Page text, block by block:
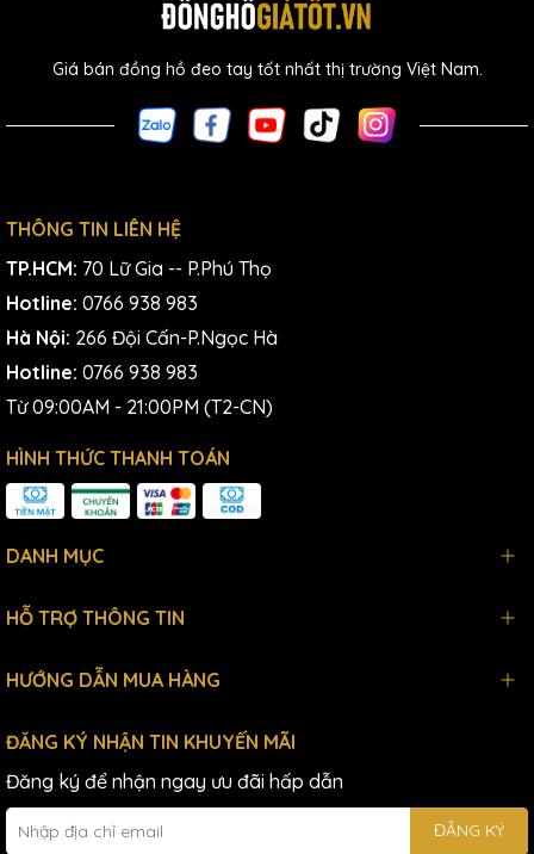
Giá bán đồng hồ đeo tay tốt nhất thị trường Việt Nam.
THÔNG TIN LIÊN HỆ
TP.HCM: 70 Lữ Gia -- P.Phú Thọ
Hotline: 0766 938 983
Hà Nội: 266 Đội Cấn-P.Ngọc Hà
Hotline: 0766 938 983
Từ 09:00AM - 21:00PM (T2-CN)
HÌNH THỨC THANH TOÁN
DANH MỤC
HỖ TRỢ THÔNG TIN
HƯỚNG DẪN MUA HÀNG
ĐĂNG KÝ NHẬN TIN KHUYẾN MÃI
Đăng ký để nhận ngay ưu đãi hấp dẫn
ĐĂNG KÝ